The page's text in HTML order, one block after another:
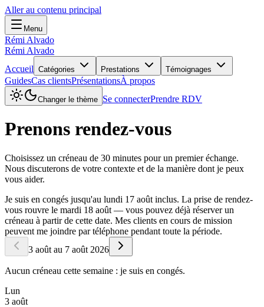
Aller au contenu principal
Menu
Rémi Alvado
Rémi Alvado
Accueil Catégories Prestations Témoignages
GuidesCas clientsPrésentationsÀ propos
Changer le thème Se connecterPrendre RDV
Prenons rendez-vous
Choisissez un créneau de 30 minutes pour un premier échange.
Nous discuterons de votre contexte et de la manière dont je peux
vous aider.
Je suis en congés jusqu'au lundi 17 août inclus. La prise de rendez-
vous rouvre le mardi 18 août — vous pouvez déjà réserver un
créneau à partir de cette date. Mes clients en cours de mission
peuvent me joindre par téléphone pendant toute la période.
3 août au 7 août 2026
Aucun créneau cette semaine : je suis en congés.
Lun
3 août